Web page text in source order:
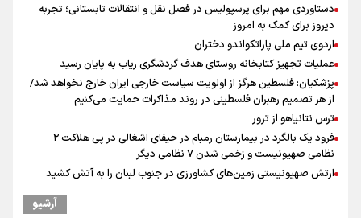
دستاوردی مهم برای پرسپولیس در فصل نقل و انتقالات تابستانی؛ تجربه
دیروز برای کمک به امروز
اردوی تیم ملی پاراتکواندو دختران
عملیات تجهیز کتابخانه روستای هدف گردشگری ریاب به پایان رسید
پزشکیان: فلسطین هرگز از اولویت سیاست خارجی ایران خارج نخواهد شد/
از هر تصمیم رهبران فلسطینی در روند مذاکرات حمایت می‌کنیم
ترس نتانیاهو از ترور
فرود یک بالگرد در بیمارستان رمبام در حیفای اشغالی در پی هلاکت ۲
نظامی صهیونیست و زخمی شدن ۷ نظامی دیگر
ارتش صهیونیستی زمین‌های کشاورزی در جنوب لبنان را به آتش کشید
پزشکیان: سخت‌ترین شرایط ممکن پس از انقلاب را تجربه میکنیم/ اگر تا
امروز مانده‌ایم بخاطر همه‌ مردم نجیب ایران بوده است/ رهبر شهید مثل
آرشیو